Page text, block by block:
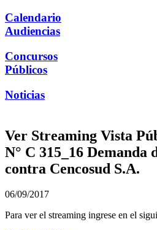
Calendario
Audiencias
Concursos
Públicos
Noticias
Ver Streaming Vista
N° C 315_16 Demanda
contra Cencosud S.A.
06/09/2017
Para ver el streaming ingrese en el